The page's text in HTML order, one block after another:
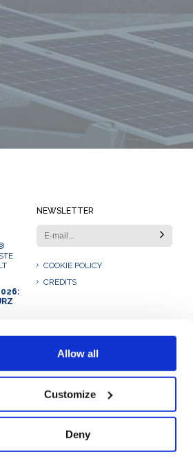
Allow all
Customize
Deny
Laufenden bleiben
NEWSLETTER
COOKIE POLICY
CREDITS